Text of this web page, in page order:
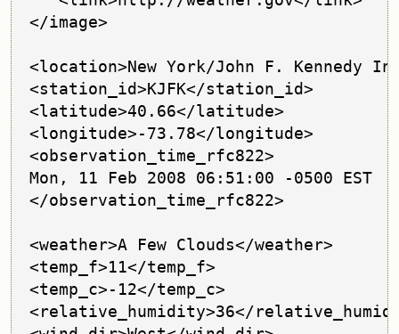
</image>
<location>New York/John F.
<station_id>KJFK</station_id>
<latitude>40.66</latitude>
<longitude>-73.78</longitude>
<observation_time_rfc822>
Mon, 11 Feb 2008 06:51:00 -0500 EST
</observation_time_rfc822>
<weather>A Few Clouds</weather>
<temp_f>11</temp_f>
<temp_c>-12</temp_c>
<relative_humidity>36</